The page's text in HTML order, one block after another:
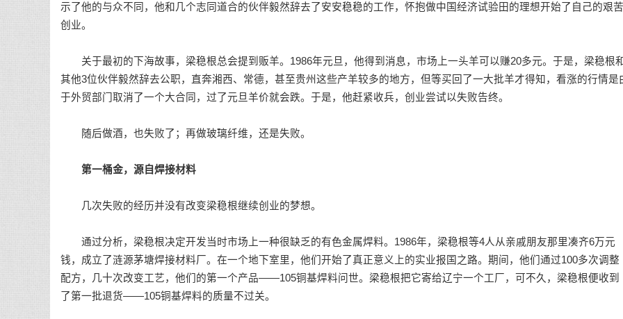
示了他的与众不同，他和几个志同道合的伙伴毅然辞去了安安稳稳的工作，怀抱做中国经济试验田的理想开始了自己的艰苦
创业。
关于最初的下海故事，梁稳根总会提到贩羊。1986年元旦，他得到消息，市场上一头羊可以赚20多元。于是，梁稳根
其他3位伙伴毅然辞去公职，直奔湘西、常德，甚至贵州这些产羊较多的地方，但等买回了一大批羊才得知，看涨的行情是
于外贸部门取消了一个大合同，过了元旦羊价就会跌。于是，他赶紧收兵，创业尝试以失败告终。
随后做酒，也失败了；再做玻璃纤维，还是失败。
第一桶金，源自焊接材料
几次失败的经历并没有改变梁稳根继续创业的梦想。
通过分析，梁稳根决定开发当时市场上一种很缺乏的有色金属焊料。1986年，梁稳根等4人从亲戚朋友那里凑齐6万元
钱，成立了涟源茅塘焊接材料厂。在一个地下室里，他们开始了真正意义上的实业报国之路。期间，他们通过100多次调整
配方，几十次改变工艺，他们的第一个产品——105铜基焊料问世。梁稳根把它寄给辽宁一个工厂，可不久，梁稳根便收到
了第一批退货——105铜基焊料的质量不过关。